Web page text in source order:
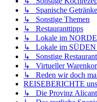
↳ Spanische Getränke
↳ Sonstige Themen
↳ Restauranttipps
↳ Lokale im
↳ Lokale im SÜDEN
↳ Sonstige
↳ Virtueller
↳ Reden wir doch
REISEBERICHTE
↳ Die Provinz